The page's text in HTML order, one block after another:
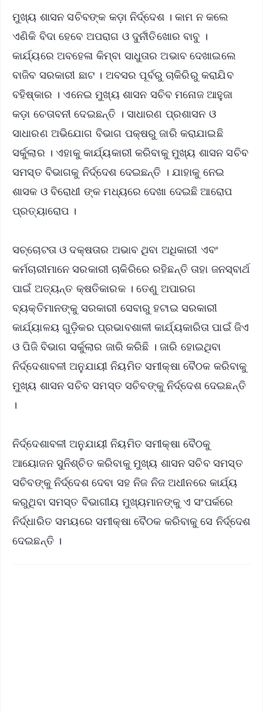
ମୁଖ୍ୟ ଶାସନ ସଚିବଙ୍କ କଡ଼ା ନିର୍ଦ୍ଦେଶ । କାମ ନ କଲେ
ଏଣିକି ବିଦା ହେବେ ଅପରାଗ ଓ ଦୁର୍ନୀତିଖୋର ବାବୁ ।
କାର୍ଯ୍ୟରେ ଅବହେଳା କିମ୍ବା ସାଧୁତାର ଅଭାବ ଦେଖାଇଲେ
ବାଜିବ ସରକାରୀ ଛାଟ । ଅବସର ପୂର୍ବରୁ ଚାକିରିରୁ କରାଯିବ
ବହିଷ୍କାର । ଏନେଇ ମୁଖ୍ୟ ଶାସନ ସଚିବ ମନୋଜ ଆହୁଜା
କଡ଼ା ଚେତାବନୀ ଦେଇଛନ୍ତି । ସାଧାରଣ ପ୍ରଶାସନ ଓ
ସାଧାରଣ ଅଭିଯୋଗ ବିଭାଗ ପକ୍ଷରୁ ଜାରି କରାଯାଇଛି
ସର୍କୁଲାର । ଏହାକୁ କାର୍ଯ୍ୟକାରୀ କରିବାକୁ ମୁଖ୍ୟ ଶାସନ ସଚିବ
ସମସ୍ତ ବିଭାଗକୁ ନିର୍ଦ୍ଦେଶ ଦେଇଛନ୍ତି । ଯାହାକୁ ନେଇ
ଶାସକ ଓ ବିରୋଧୀ ଙ୍କ ମଧ୍ୟରେ ଦେଖା ଦେଇଛି ଆରୋପ
ପ୍ରତ୍ୟାରୋପ ।
ସଚ୍ଚୋଟତା ଓ ଦକ୍ଷତାର ଅଭାବ ଥିବା ଅଧିକାରୀ ଏବଂ
କର୍ମଚାରୀମାନେ ସରକାରୀ ଚାକିରିରେ ରହିଛନ୍ତି ତାହା ଜନସ୍ବାର୍ଥ
ପାଇଁ ଅତ୍ୟନ୍ତ କ୍ଷତିକାରକ । ତେଣୁ ଅପାରଗ
ବ୍ୟକ୍ତିମାନଙ୍କୁ ସରକାରୀ ସେବାରୁ ହଟାଇ ସରକାରୀ
କାର୍ଯ୍ୟାଳୟ ଗୁଡ଼ିକର ପ୍ରଭାବଶାଳୀ କାର୍ଯ୍ୟକାରିତା ପାଇଁ ଜିଏ
ଓ ପିଜି ବିଭାଗ ସର୍କୁଲାର ଜାରି କରିଛି । ଜାରି ହୋଇଥିବା
ନିର୍ଦ୍ଦେଶାବଳୀ ଅନୁଯାୟୀ ନିୟମିତ ସମୀକ୍ଷା ବୈଠକ କରିବାକୁ
ମୁଖ୍ୟ ଶାସନ ସଚିବ ସମସ୍ତ ସଚିବଙ୍କୁ ନିର୍ଦ୍ଦେଶ ଦେଇଛନ୍ତି
।
ନିର୍ଦ୍ଦେଶାବଳୀ ଅନୁଯାୟୀ ନିୟମିତ ସମୀକ୍ଷା ବୈଠକୁ
ଆୟୋଜନ ସୁନିଶ୍ଚିତ କରିବାକୁ ମୁଖ୍ୟ ଶାସନ ସଚିବ ସମସ୍ତ
ସଚିବଙ୍କୁ ନିର୍ଦ୍ଦେଶ ଦେବା ସହ ନିଜ ନିଜ ଅଧୀନରେ କାର୍ଯ୍ୟ
କରୁଥିବା ସମସ୍ତ ବିଭାଗୀୟ ମୁଖ୍ୟମାନଙ୍କୁ ଏ ସଂପର୍କରେ
ନିର୍ଦ୍ଧାରିତ ସମୟରେ ସମୀକ୍ଷା ବୈଠକ କରିବାକୁ ସେ ନିର୍ଦ୍ଦେଶ
ଦେଇଛନ୍ତି ।